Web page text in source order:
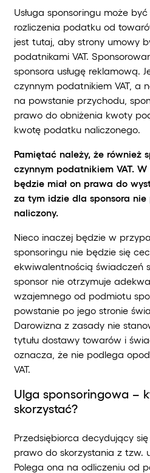
Usługa sponsoringu może
rozliczenia podatku od
jest tutaj, aby strony umowy
podatnikami VAT.
sponsora usługę reklamową.
czynnym podatnikiem VAT, a
na powstanie przychodu,
prawo do obniżenia kwoty
kwotę podatku naliczonego.
Pamiętać należy, że również
czynnym podatnikiem VAT.
będzie miał on prawa do
za tym idzie dla sponsora
naliczony.
Nieco inaczej będzie w
sponsoringu nie będzie się
ekwiwalentnością świadczeń
sponsor nie otrzymuje
wzajemnego od podmiotu
powstanie po jego stronie
Darowizna z zasady nie
tytułu dostawy towarów i
oznacza, że nie podlega
VAT.
Ulga sponsoringowa –
skorzystać?
Przedsiębiorca decydujący
prawo do skorzystania z tzw.
Polega ona na odliczeniu od